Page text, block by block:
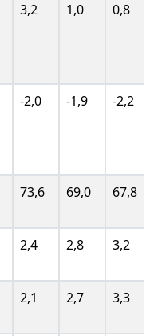
3,2 1,0 0,8
-2,0 -1,9 -2,2
73,6 69,0 67,8
2,4 2,8 3,2
2,1 2,7 3,3